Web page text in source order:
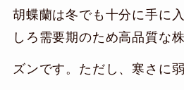
胡蝶蘭は冬でも十分に手に
しろ需要期のため高品質な
ズンです。ただし、寒さに